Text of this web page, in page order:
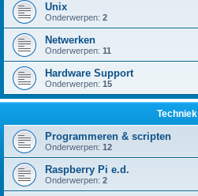
Unix
Onderwerpen: 2
Netwerken
Onderwerpen: 11
Hardware Support
Onderwerpen: 15
Techniek
Programmeren & scripten
Onderwerpen: 12
Raspberry Pi e.d.
Onderwerpen: 2